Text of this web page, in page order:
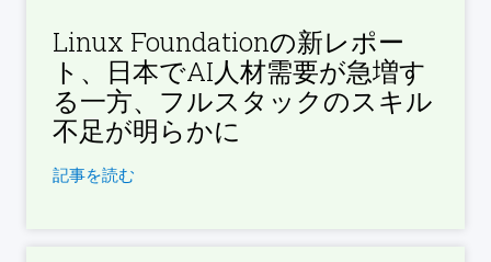
Linux Foundationの新レポー
ト、日本でAI人材需要が急増す
る一方、フルスタックのスキル
不足が明らかに
記事を読む